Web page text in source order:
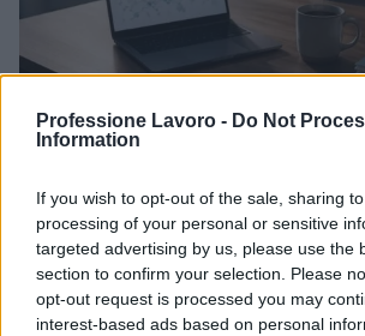
Professione Lavoro - Do Not
Information
If you wish to opt-out of the sale, sharing
processing of your personal or sensitive
targeted advertising by us, please use the
section to confirm your selection. Please
opt-out request is processed you may
interest-based ads based on personal
Bandi aperti per professionisti
posizioni disponibili
Edoardo Marchesi · 5 Ago 2026
OFFERTE DI LAVORO